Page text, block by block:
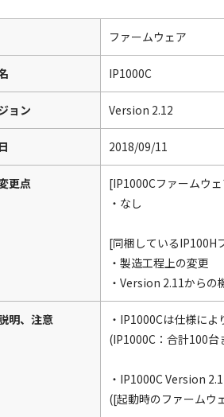
ファームウェア
IP1000C
ョン Version 2.12
2018/09/11
更点
[IP1000Cファームウ
・なし
[同梱しているIP100H
・製造工程上の変更
・Version 2.11からの
明、注意
・IP1000Cは仕様に
(IP1000C：合計100
・IP1000C Version
([起動時のファームウ